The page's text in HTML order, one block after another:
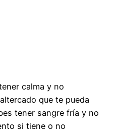
calma y no
que te pueda
tener sangre fría y no
si tiene o no